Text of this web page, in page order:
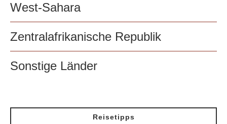
West-Sahara
Zentralafrikanische Republik
Sonstige Länder
Reisetipps